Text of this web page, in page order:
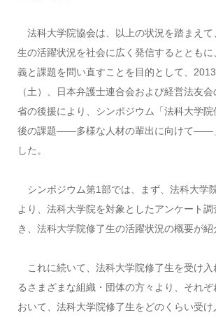
法科大学院協会は、以上の状況を踏まえて
生の活躍状況を社会に広く発信するととも
義と課題を問い直すことを目的として、
（土）、日本弁護士連合会および経営法友
省の後援により、シンポジウム「法科大学
後の課題――多様な人材の輩出に向けて――
した。
シンポジウム第1部では、まず、法科大学
より、法科大学院を対象としたアンケート
き、法科大学院修了生の活躍状況の概要が紹
これに続いて、法科大学院修了生を受け入
るさまざまな組織・団体の方々より、それ
おいて、法科大学院修了生をどのくらい受